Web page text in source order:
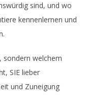
sind, und wo
kennenlernen und
sondern welchem
SIE lieber
und Zuneigung